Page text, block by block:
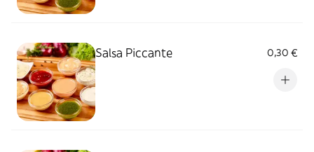
Salsa Piccante 0,30 €